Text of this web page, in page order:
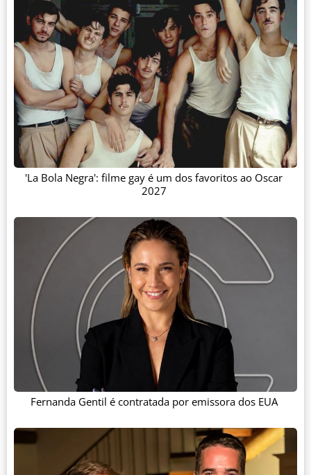
'La Bola Negra': filme gay é um dos favoritos ao Oscar
2027
Fernanda Gentil é contratada por emissora dos EUA